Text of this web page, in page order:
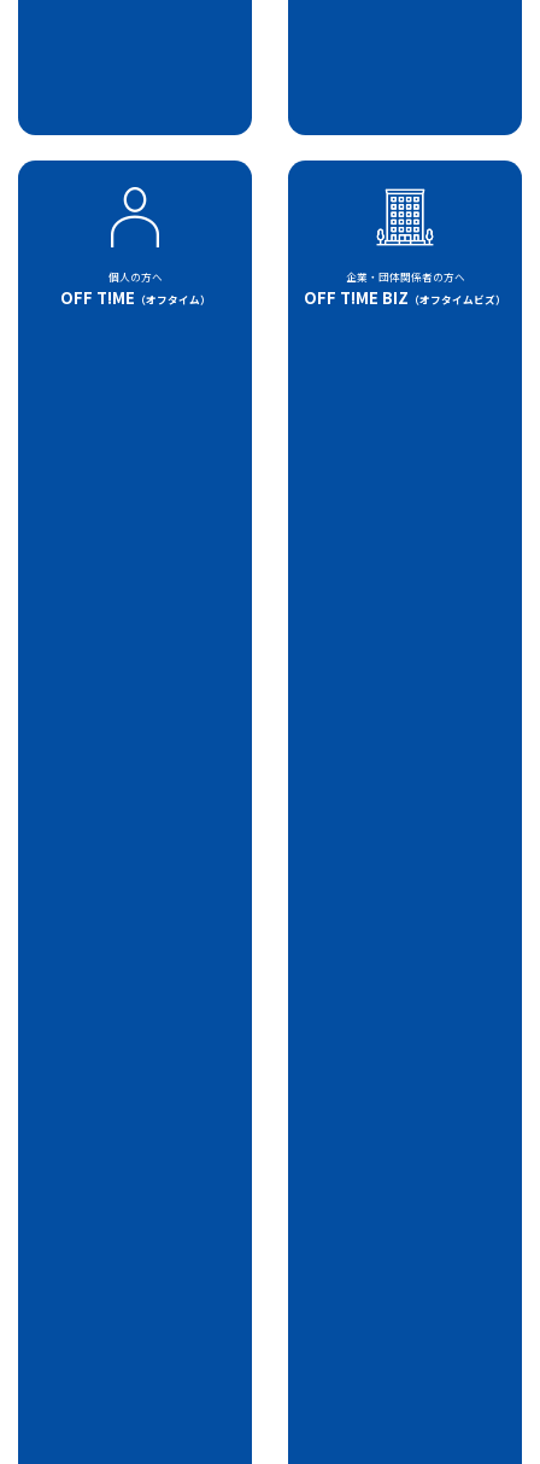
個人の方へ
OFF T!ME （オフタイム）
企業・団体関係者の方へ
OFF T!ME BIZ （オフタイムビズ）